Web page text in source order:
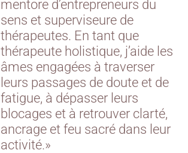
mentore d’entrepreneurs du
sens et superviseure de
thérapeutes. En tant que
thérapeute holistique, j’aide les
âmes engagées à traverser
leurs passages de doute et de
fatigue, à dépasser leurs
blocages et à retrouver clarté,
ancrage et feu sacré dans leur
activité.»